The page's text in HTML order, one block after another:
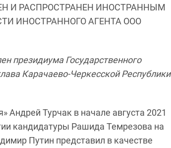
И РАСПРОСТРАНЕН ИНОСТРАННЫМ
ИНОСТРАННОГО АГЕНТА ООО
президиума Государственного
Карачаево-Черкесской Республики
Андрей Турчак в начале августа 2021
кандидатуры Рашида Темрезова на
Путин представил в качестве